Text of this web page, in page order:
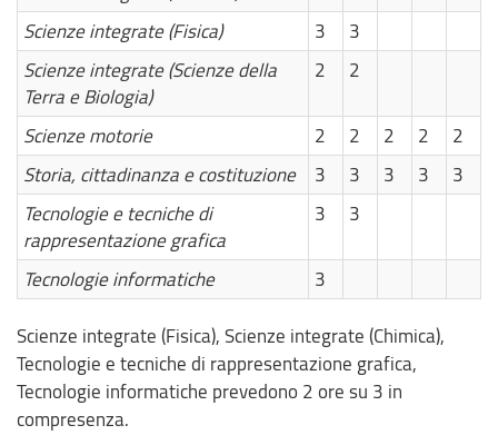
Scienze integrate (Fisica)
3
3
Scienze integrate (Scienze della
Terra e Biologia)
2 2
Scienze motorie 2 2 2 2
2
Storia, cittadinanza e costituzione
3 3 3 3
3
Tecnologie e tecniche di
rappresentazione grafica
3 3
Tecnologie informatiche 3
Scienze integrate (Fisica), Scienze integrate (Chimica),
Tecnologie e tecniche di rappresentazione grafica,
Tecnologie informatiche prevedono 2 ore su 3 in
compresenza.